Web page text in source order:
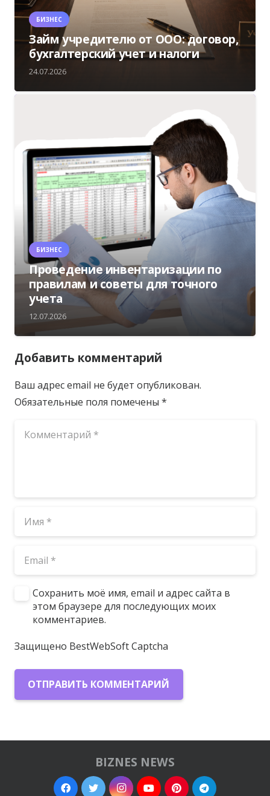
БИЗНЕС
Займ учредителю от ООО: договор,
бухгалтерский учет и налоги
24.07.2026
БИЗНЕС
Проведение инвентаризации по
правилам и советы для точного
учета
12.07.2026
Добавить комментарий
Ваш адрес email не будет опубликован.
Обязательные поля помечены *
Сохранить моё имя, email и адрес сайта в
этом браузере для последующих моих
комментариев.
Защищено BestWebSoft Captcha
ОТПРАВИТЬ КОММЕНТАРИЙ
BIZNES NEWS